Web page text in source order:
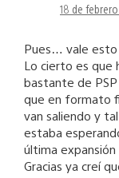
18 de
Pues… vale esto
Lo cierto es que
bastante de
que en formato
van saliendo y
estaba
última
Gracias ya creí